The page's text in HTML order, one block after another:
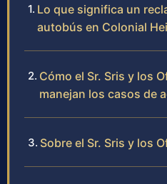
Lo que significa un
autobús en Colonial
Cómo el Sr. Sris y los
manejan los casos de
Sobre el Sr. Sris y los